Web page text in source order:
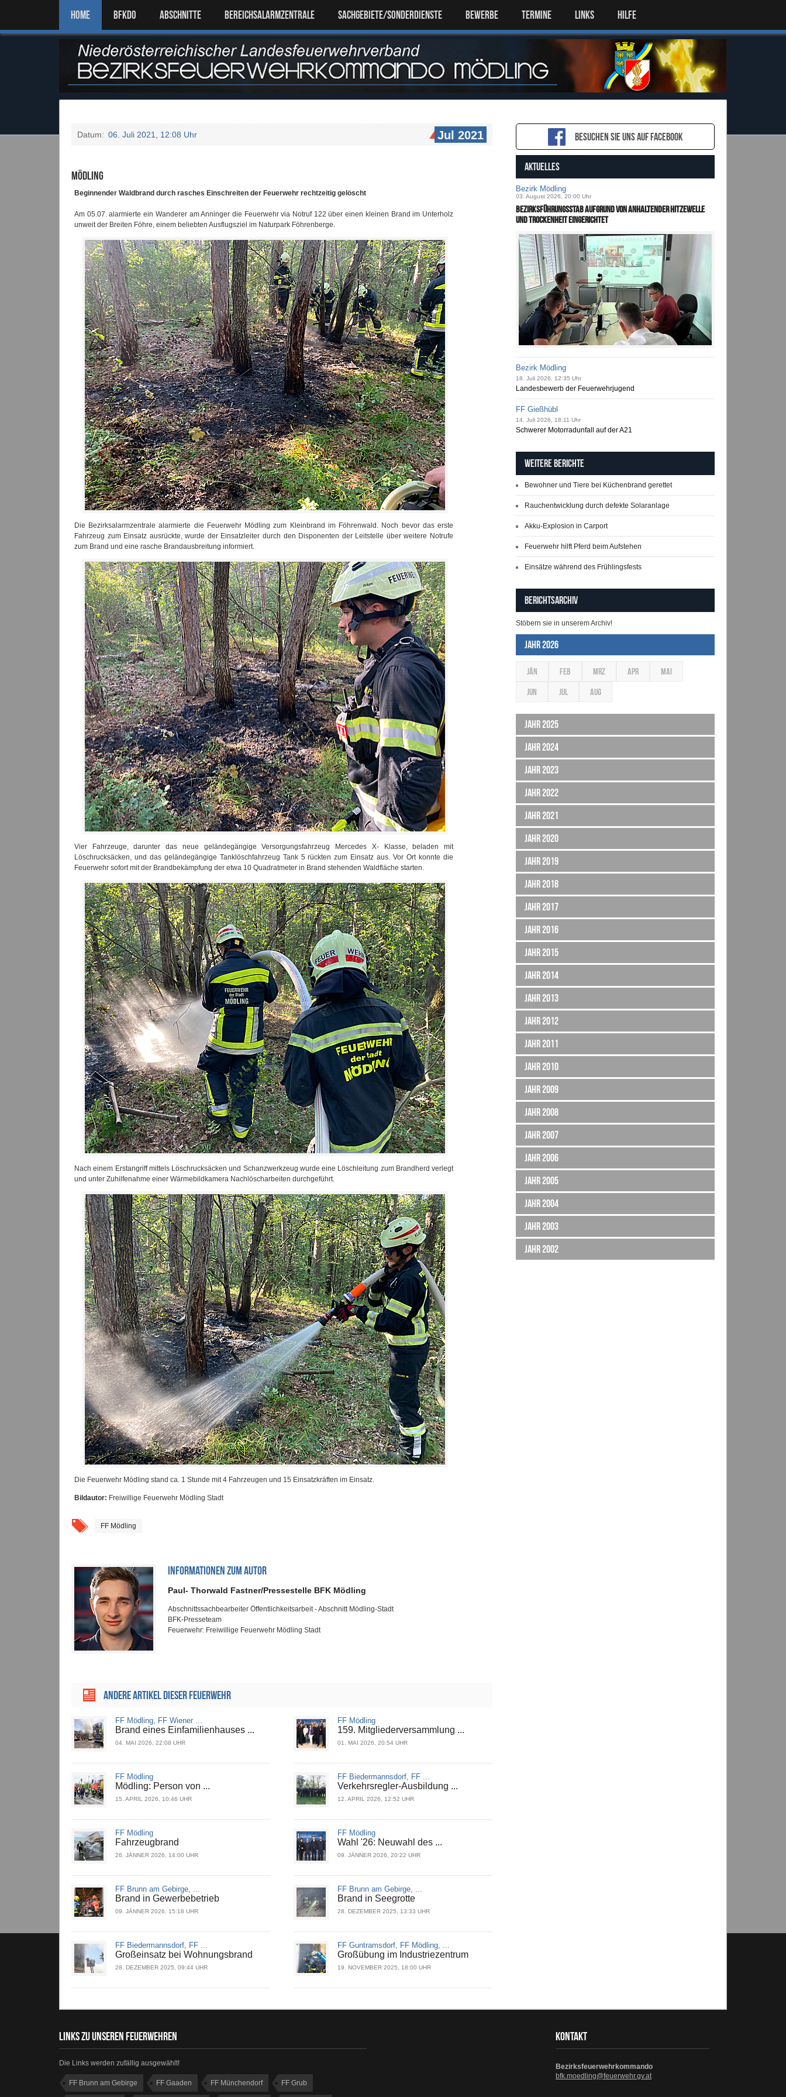
Home BFKDO ABSCHNITTE BEREICHSALARMZENTRALE SACHGEBIETE/SONDERDIENSTE Bewerbe TERMINE LINKS HILFE
Datum:06. Juli 2021, 12:08 Uhr Jul 2021
Mödling
Beginnender Waldbrand durch rasches Einschreiten der Feuerwehr rechtzeitig gelöscht
Am 05.07. alarmierte ein Wanderer am Anninger die Feuerwehr via Notruf 122 über einen kleinen Brand im Unterholz
unweit der Breiten Föhre, einem beliebten Ausflugsziel im Naturpark Föhrenberge.
Die Bezirksalarmzentrale alarmierte die Feuerwehr Mödling zum Kleinbrand im Föhrenwald. Noch bevor das erste
Fahrzeug zum Einsatz ausrückte, wurde der Einsatzleiter durch den Disponenten der Leitstelle über weitere Notrufe
zum Brand und eine rasche Brandausbreitung informiert.
Vier Fahrzeuge, darunter das neue geländegängige Versorgungsfahrzeug Mercedes X- Klasse, beladen mit
Löschrucksäcken, und das geländegängige Tanklöschfahrzeug Tank 5 rückten zum Einsatz aus. Vor Ort konnte die
Feuerwehr sofort mit der Brandbekämpfung der etwa 10 Quadratmeter in Brand stehenden Waldfläche starten.
Nach einem Erstangriff mittels Löschrucksäcken und Schanzwerkzeug wurde eine Löschleitung zum Brandherd verlegt
und unter Zuhilfenahme einer Wärmebildkamera Nachlöscharbeiten durchgeführt.
Die Feuerwehr Mödling stand ca. 1 Stunde mit 4 Fahrzeugen und 15 Einsatzkräften im Einsatz.
Bildautor: Freiwillige Feuerwehr Mödling Stadt
FF Mödling
INFORMATIONEN ZUM AUTOR
Paul- Thorwald Fastner/Pressestelle BFK Mödling
Abschnittssachbearbeiter Öffentlichkeitsarbeit - Abschnitt Mödling-Stadt
BFK-Presseteam
Feuerwehr: Freiwillige Feuerwehr Mödling Stadt
ANDERE ARTIKEL DIESER FEUERWEHR
FF Mödling, FF Wiener ...
Brand eines Einfamilienhauses ...
04. MAI 2026, 22:08 UHR
FF Mödling
159. Mitgliederversammlung ...
01. MAI 2026, 20:54 UHR
FF Mödling
Mödling: Person von ...
15. APRIL 2026, 10:46 UHR
FF Biedermannsdorf, FF ...
Verkehrsregler-Ausbildung ...
12. APRIL 2026, 12:52 UHR
FF Mödling
Fahrzeugbrand
26. JÄNNER 2026, 14:00 UHR
FF Mödling
Wahl '26: Neuwahl des ...
09. JÄNNER 2026, 20:22 UHR
FF Brunn am Gebirge, ...
Brand in Gewerbebetrieb
09. JÄNNER 2026, 15:18 UHR
FF Brunn am Gebirge, ...
Brand in Seegrotte
28. DEZEMBER 2025, 13:33 UHR
FF Biedermannsdorf, FF ...
Großeinsatz bei Wohnungsbrand
28. DEZEMBER 2025, 09:44 UHR
FF Guntramsdorf, FF Mödling, ...
Großübung im Industriezentrum
19. NOVEMBER 2025, 18:00 UHR
Besuchen sie uns auf Facebook
AKTUELLES
Bezirk Mödling
03. August 2026, 20:00 Uhr
Bezirksführungsstab aufgrund von anhaltender Hitzewelle
und Trockenheit eingerichtet
Bezirk Mödling
18. Juli 2026, 12:35 Uhr
Landesbewerb der Feuerwehrjugend
FF Gießhübl
14. Juli 2026, 18:11 Uhr
Schwerer Motorradunfall auf der A21
Weitere Berichte
Bewohner und Tiere bei Küchenbrand gerettet
Rauchentwicklung durch defekte Solaranlage
Akku-Explosion in Carport
Feuerwehr hilft Pferd beim Aufstehen
Einsätze während des Frühlingsfests
Berichtsarchiv
Stöbern sie in unserem Archiv!
Jahr 2026
JÄN FEB MRZ APR MAI
JUN JUL AUG
Jahr 2025
Jahr 2024
Jahr 2023
Jahr 2022
Jahr 2021
Jahr 2020
Jahr 2019
Jahr 2018
Jahr 2017
Jahr 2016
Jahr 2015
Jahr 2014
Jahr 2013
Jahr 2012
Jahr 2011
Jahr 2010
Jahr 2009
Jahr 2008
Jahr 2007
Jahr 2006
Jahr 2005
Jahr 2004
Jahr 2003
Jahr 2002
LINKS ZU UNSEREN FEUERWEHREN
Die Links werden zufällig ausgewählt!
FF Brunn am Gebirge FF Gaaden FF Münchendorf FF Grub
KONTAKT
Bezirksfeuerwehrkommando
bfk.moedling@feuerwehr.gv.at